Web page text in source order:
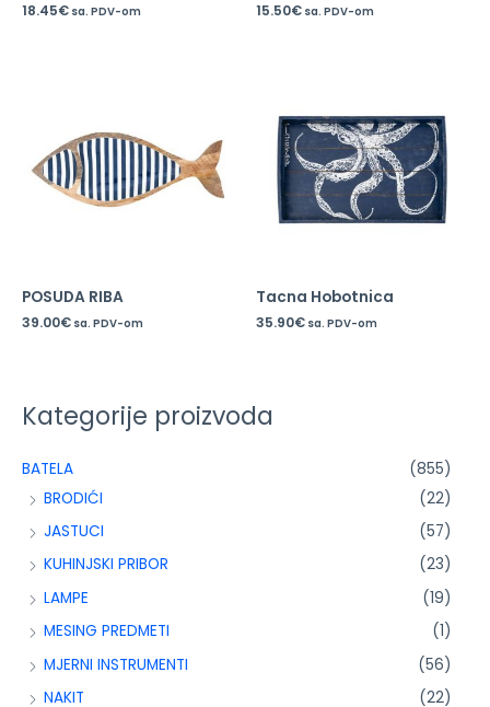
Kategorije proizvoda
BATELA
(855)
BRODIĆI
(22)
JASTUCI
(57)
KUHINJSKI PRIBOR
(23)
LAMPE
(19)
MESING PREDMETI
(1)
MJERNI INSTRUMENTI
(56)
NAKIT
(22)
18.45€ sa. PDV-om 15.50€ sa. PDV-om
POSUDA RIBA
39.00€ sa. PDV-om
Tacna Hobotnica
35.90€ sa. PDV-om